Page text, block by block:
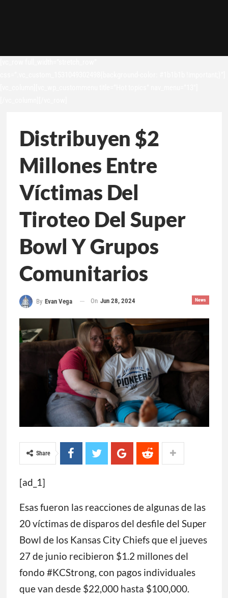
Distribuyen $2
Millones Entre
Víctimas Del
Tiroteo Del Super
Bowl Y Grupos
Comunitarios
News
By Evan Vega On Jun 28, 2024
Share
[ad_1]
Esas fueron las reacciones de algunas de las
20 víctimas de disparos del desfile del Super
Bowl de los Kansas City Chiefs que el jueves
27 de junio recibieron $1.2 millones del
fondo #KCStrong, con pagos individuales
que van desde $22,000 hasta $100,000.